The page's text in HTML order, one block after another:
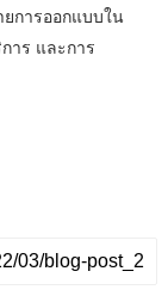
การออกแบบใน
าร และการ